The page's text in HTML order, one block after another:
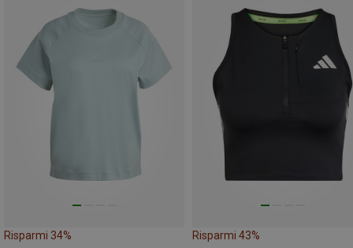
Risparmi 34% Risparmi 43%